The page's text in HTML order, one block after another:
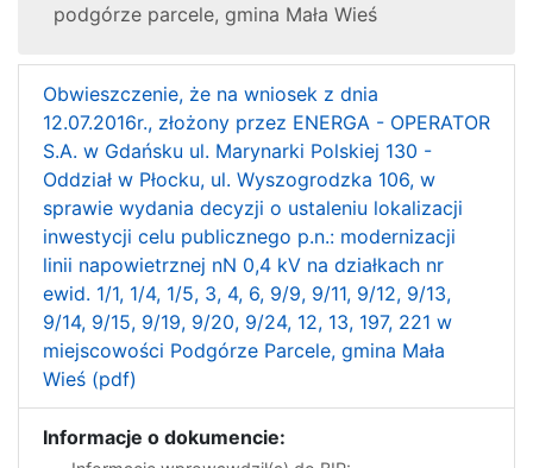
podgórze parcele, gmina Mała Wieś
Obwieszczenie, że na wniosek z dnia
12.07.2016r., złożony przez ENERGA - OPERATOR
S.A. w Gdańsku ul. Marynarki Polskiej 130 -
Oddział w Płocku, ul. Wyszogrodzka 106, w
sprawie wydania decyzji o ustaleniu lokalizacji
inwestycji celu publicznego p.n.: modernizacji
linii napowietrznej nN 0,4 kV na działkach nr
ewid. 1/1, 1/4, 1/5, 3, 4, 6, 9/9, 9/11, 9/12, 9/13,
9/14, 9/15, 9/19, 9/20, 9/24, 12, 13, 197, 221 w
miejscowości Podgórze Parcele, gmina Mała
Wieś (pdf)
Informacje o dokumencie: